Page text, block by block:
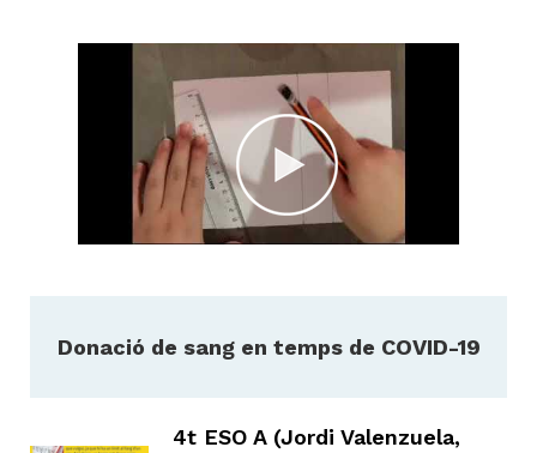
Donació de sang en temps de COVID-19
4t ESO A (Jordi Valenzuela,